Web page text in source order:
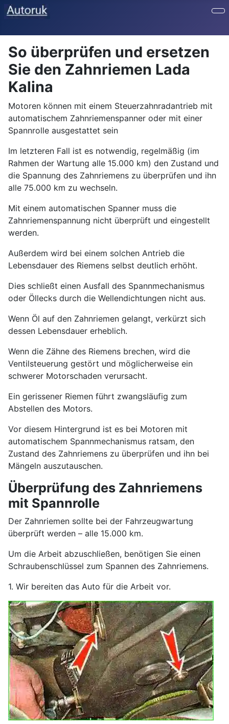
So überprüfen und ersetzen
Sie den Zahnriemen Lada
Kalina
Motoren können mit einem Steuerzahnradantrieb mit
automatischem Zahnriemenspanner oder mit einer
Spannrolle ausgestattet sein
Im letzteren Fall ist es notwendig, regelmäßig (im
Rahmen der Wartung alle 15.000 km) den Zustand und
die Spannung des Zahnriemens zu überprüfen und ihn
alle 75.000 km zu wechseln.
Mit einem automatischen Spanner muss die
Zahnriemenspannung nicht überprüft und eingestellt
werden.
Außerdem wird bei einem solchen Antrieb die
Lebensdauer des Riemens selbst deutlich erhöht.
Dies schließt einen Ausfall des Spannmechanismus
oder Öllecks durch die Wellendichtungen nicht aus.
Wenn Öl auf den Zahnriemen gelangt, verkürzt sich
dessen Lebensdauer erheblich.
Wenn die Zähne des Riemens brechen, wird die
Ventilsteuerung gestört und möglicherweise ein
schwerer Motorschaden verursacht.
Ein gerissener Riemen führt zwangsläufig zum
Abstellen des Motors.
Vor diesem Hintergrund ist es bei Motoren mit
automatischem Spannmechanismus ratsam, den
Zustand des Zahnriemens zu überprüfen und ihn bei
Mängeln auszutauschen.
Überprüfung des Zahnriemens
mit Spannrolle
Der Zahnriemen sollte bei der Fahrzeugwartung
überprüft werden – alle 15.000 km.
Um die Arbeit abzuschließen, benötigen Sie einen
Schraubenschlüssel zum Spannen des Zahnriemens.
1. Wir bereiten das Auto für die Arbeit vor.